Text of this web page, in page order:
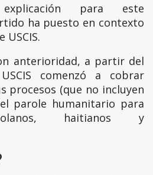
para este
ha puesto en contexto
USCIS.
anterioridad, a partir del
comenzó a cobrar
procesos (que no incluyen
parole humanitario para
haitianos y